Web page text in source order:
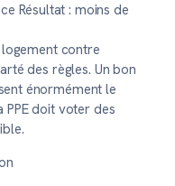
Résultat : moins de
contre
des règles. Un bon
énormément le
doit voter des